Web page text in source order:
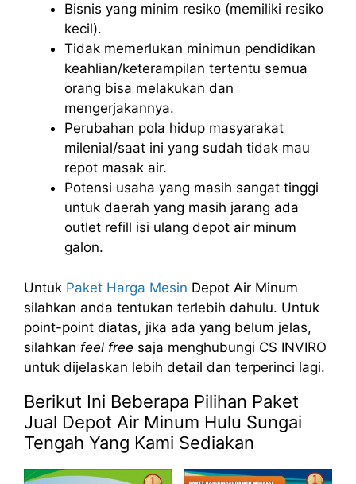
Bisnis yang minim resiko (memiliki resiko
kecil).
Tidak memerlukan minimun pendidikan
keahlian/keterampilan tertentu semua
orang bisa melakukan dan
mengerjakannya.
Perubahan pola hidup masyarakat
milenial/saat ini yang sudah tidak mau
repot masak air.
Potensi usaha yang masih sangat tinggi
untuk daerah yang masih jarang ada
outlet refill isi ulang depot air minum
galon.
Untuk Paket Harga Mesin Depot Air Minum
silahkan anda tentukan terlebih dahulu. Untuk
point-point diatas, jika ada yang belum jelas,
silahkan feel free saja menghubungi CS INVIRO
untuk dijelaskan lebih detail dan terperinci lagi.
Berikut Ini Beberapa Pilihan Paket
Jual Depot Air Minum Hulu Sungai
Tengah Yang Kami Sediakan